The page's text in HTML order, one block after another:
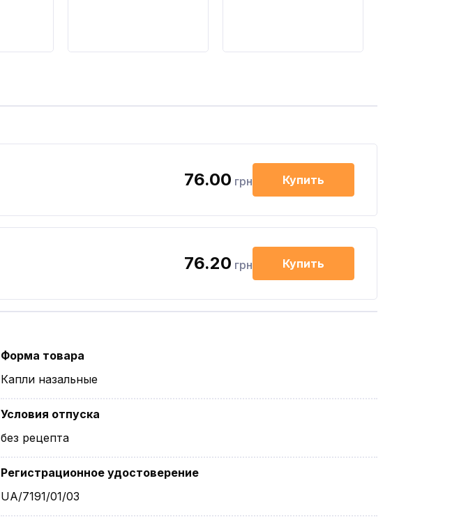
76.00 грн Купить
76.20 грн Купить
Форма товара
Капли назальные
Условия отпуска
без рецепта
Регистрационное удостоверение
UA/7191/01/03